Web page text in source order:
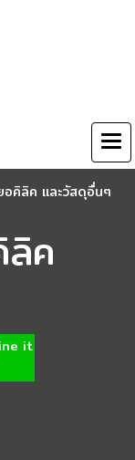
อคิลิค และวัสดุอื่นๆ
ค